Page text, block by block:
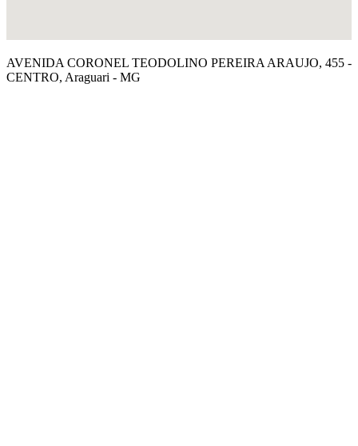
AVENIDA CORONEL TEODOLINO PEREIRA ARAUJO, 455 -
CENTRO, Araguari - MG